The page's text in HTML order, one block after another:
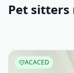
Pet sitters
ACACED